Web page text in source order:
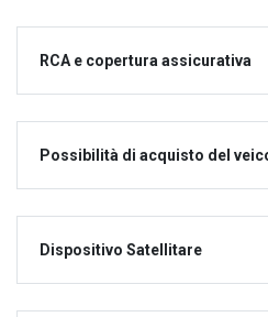
RCA e copertura assicurativa
Possibilità di acquisto del
Dispositivo Satellitare